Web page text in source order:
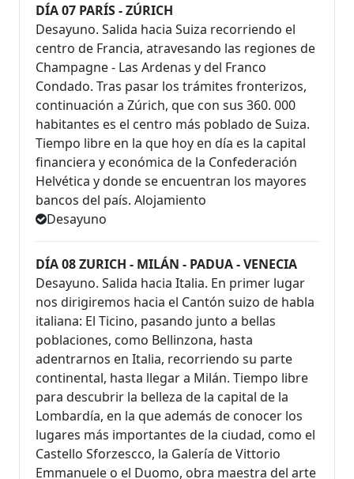
DÍA 07 PARÍS - ZÚRICH
Desayuno. Salida hacia Suiza recorriendo el
centro de Francia, atravesando las regiones de
Champagne - Las Ardenas y del Franco
Condado. Tras pasar los trámites fronterizos,
continuación a Zúrich, que con sus 360. 000
habitantes es el centro más poblado de Suiza.
Tiempo libre en la que hoy en día es la capital
financiera y económica de la Confederación
Helvética y donde se encuentran los mayores
bancos del país. Alojamiento
Desayuno
DÍA 08 ZURICH - MILÁN - PADUA - VENECIA
Desayuno. Salida hacia Italia. En primer lugar
nos dirigiremos hacia el Cantón suizo de habla
italiana: El Ticino, pasando junto a bellas
poblaciones, como Bellinzona, hasta
adentrarnos en Italia, recorriendo su parte
continental, hasta llegar a Milán. Tiempo libre
para descubrir la belleza de la capital de la
Lombardía, en la que además de conocer los
lugares más importantes de la ciudad, como el
Castello Sforzescco, la Galería de Vittorio
Emmanuele o el Duomo, obra maestra del arte